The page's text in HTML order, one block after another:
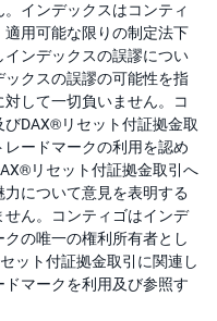
インデックスはコンティ
用可能な限りの制定法下
ンデックスの誤謬につい
クスの誤謬の可能性を指
して一切負いません。コ
DAX®リセット付証拠金取
ードマークの利用を認め
リセット付証拠金取引へ
について意見を表明する
ん。コンティゴはインデ
の唯一の権利所有者とし
ット付証拠金取引に関連し
マークを利用及び参照す